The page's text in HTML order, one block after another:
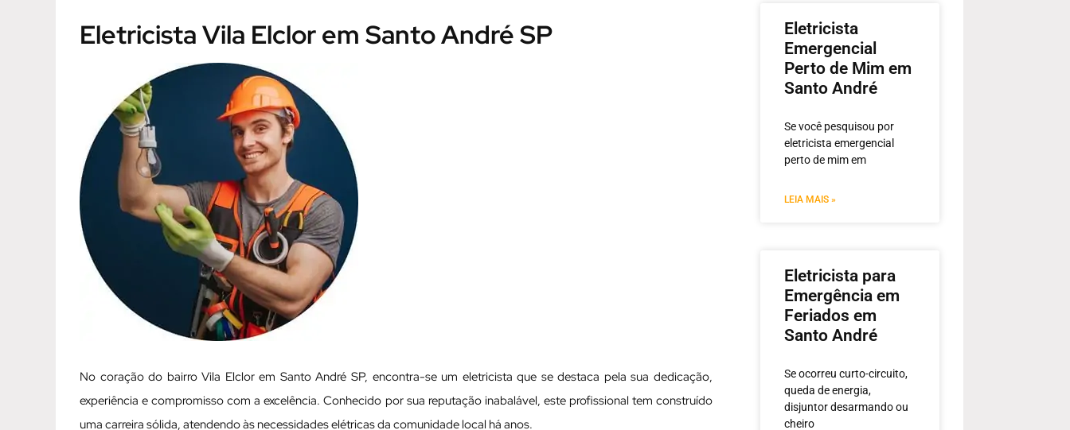
Eletricista Vila Elclor em Santo André SP
No coração do bairro Vila Elclor em Santo André SP, encontra-se um eletricista que se destaca pela sua dedicação,
experiência e compromisso com a excelência. Conhecido por sua reputação inabalável, este profissional tem construído
uma carreira sólida, atendendo às necessidades elétricas da comunidade local há anos.
Eletricista
Emergencial
Perto de Mim em
Santo André
Se você pesquisou por
eletricista emergencial
perto de mim em
LEIA MAIS »
Eletricista para
Emergência em
Feriados em
Santo André
Se ocorreu curto-circuito,
queda de energia,
disjuntor desarmando ou
cheiro